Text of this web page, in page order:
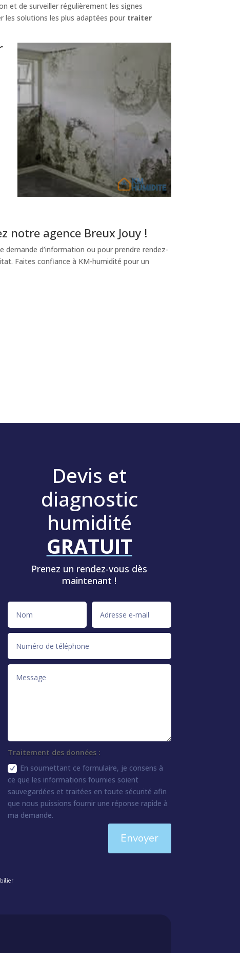
et de surveiller régulièrement les signes
les solutions les plus adaptées pour traiter
agence Breux Jouy !
demande d’information ou pour prendre rendez-
Faites confiance à KM-humidité pour un
Devis et
diagnostic
humidité
GRATUIT
Prenez un rendez-vous dès
maintenant !
Traitement des données :
En soumettant ce formulaire, je consens à
ce que les informations fournies soient
sauvegardées et traitées en toute sécurité afin
que nous puissions fournir une réponse rapide à
ma demande.
Envoyer